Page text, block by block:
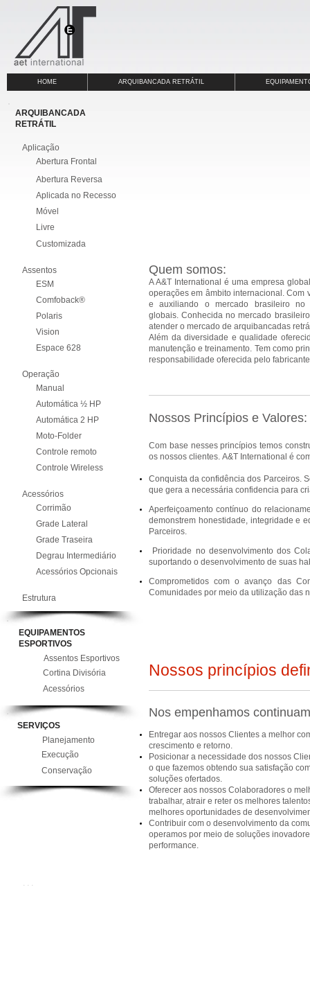
Quem somos:
A A&T International é uma empresa
operações em âmbito internacional.Com
e auxiliando o mercado brasileiro
globais.Conhecida no mercado
atender o mercado de arquibancadas
Além da diversidade e qualidade
manutenção e treinamento. Tem como
responsabilidade oferecida pelo
Nossos Princípios e Valores:
Com base nesses princípios temos
os nossos clientes. A&T International é
Conquista da confidência dos Parceiros.
que gera a necessária confidencia para
Aperfeiçoamento contínuo do
demonstrem honestidade, integridade e
Parceiros.
Prioridade no desenvolvimento dos
suportando o desenvolvimento de suas
Comprometidos com o avanço das
Comunidades por meio da utilização das
Nossos princípios
Nos empenhamos
Entregar aos nossos Clientes a melhor
crescimento e retorno.
Posicionar a necessidade dos nossos
o que fazemos obtendo sua satisfação
soluções ofertados.
Oferecer aos nossos Colaboradores o
trabalhar, atrair e reter os melhores
melhores oportunidades de
Contribuir com o desenvolvimento da
operamos por meio de soluções
performance.
. . .
ARQUIBANCADA
RETRÁTIL
Aplicação
Abertura Frontal
Abertura Reversa
Aplicada no Recesso
Móvel
Livre
Customizada
Assentos
ESM
Comfoback®
Polaris
Vision
Espace 628
Operação
Manual
Automática ½ HP
Automática 2 HP
Moto-Folder
Controle remoto
Controle Wireless
Acessórios
Corrimão
Grade Lateral
Grade Traseira
Degrau Intermediário
Acessórios Opcionais
Estrutura
EQUIPAMENTOS
ESPORTIVOS
Assentos Esportivos
Cortina Divisória
Acessórios
SERVIÇOS
Planejamento
Execução
Conservação
HOME ARQUIBANCADA RETRÁTIL